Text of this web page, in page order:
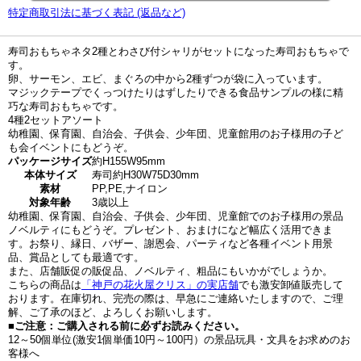
特定商取引法に基づく表記 (返品など)
寿司おもちゃネタ2種とわさび付シャリがセットになった寿司おもちゃで
す。
卵、サーモン、エビ、まぐろの中から2種ずつが袋に入っています。
マジックテープでくっつけたりはずしたりできる食品サンプルの様に精
巧な寿司おもちゃです。
4種2セットアソート
幼稚園、保育園、自治会、子供会、少年団、児童館用のお子様用の子ど
も会イベントにもどうぞ。
パッケージサイズ約H155W95mm
本体サイズ
寿司約H30W75D30mm
素材
PP,PE,ナイロン
対象年齢
3歳以上
幼稚園、保育園、自治会、子供会、少年団、児童館でのお子様用の景品
ノベルティにもどうぞ。プレゼント、おまけになど幅広く活用できま
す。お祭り、縁日、バザー、謝恩会、パーティなど各種イベント用景
品、賞品としても最適です。
また、店舗販促の販促品、ノベルティ、粗品にもいかがでしょうか。
こちらの商品は 「神戸の花火屋クリス」の実店舗でも激安卸値販売して
おります。在庫切れ、完売の際は、早急にご連絡いたしますので、ご理
解、ご了承のほど、よろしくお願いします。
■ご注意：ご購入される前に必ずお読みください。
12～50個単位(激安1個単価10円～100円）の景品玩具・文具をお求めのお
客様へ